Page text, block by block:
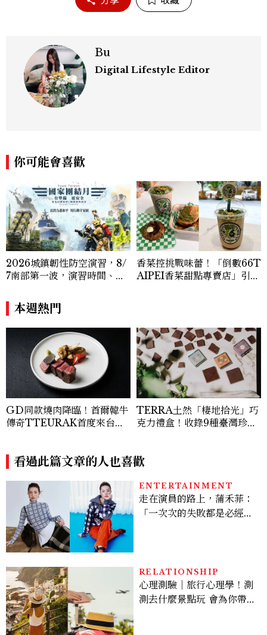
Bu
Digital Lifestyle Editor
你可能會喜歡
2026城鎮韌性防空演習，8/
7南部第一波，演習時間、可
香菜控挑戰味蕾！「倒數66T
AIPEI香菜甜點專賣店」引爆
本週熱門
GD同款燒肉降臨！首爾韓牛
傳奇TTEURAK首度來台，
TERRA土然「棲地拾光」巧
克力禮盒！收錄9種臺灣珍稀
看過此篇文章的人也喜歡
ENTERTAINMENT
走在演員的路上，蒲禾菲：
「一次次的失敗都是必經過
RELATIONSHIP
心理測驗｜旅行心理學！測
測去什麼景點玩 會為你帶來